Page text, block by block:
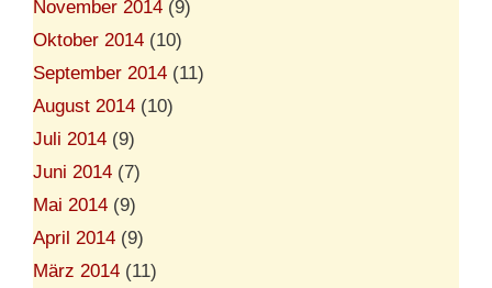
November 2014 (9)
Oktober 2014 (10)
September 2014 (11)
August 2014 (10)
Juli 2014 (9)
Juni 2014 (7)
Mai 2014 (9)
April 2014 (9)
März 2014 (11)